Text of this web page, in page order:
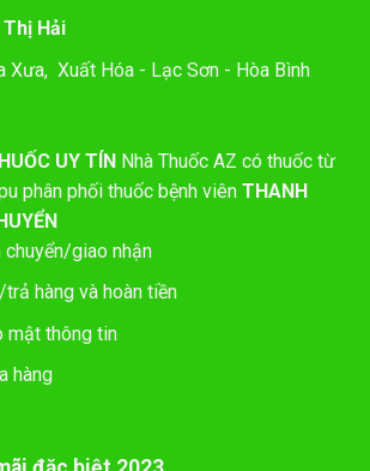
Hải
Xưa, Xuất Hóa - Lạc Sơn - Hòa Bình
UY TÍN Nhà Thuốc AZ có thuốc từ
phân phối thuốc bệnh viên THANH
chuyển/giao nhận
hàng và hoàn tiền
mật thông tin
hàng